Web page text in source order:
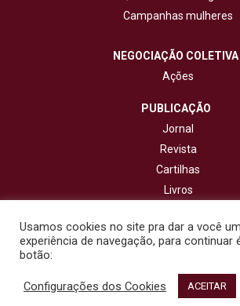
Campanhas mulheres
NEGOCIAÇÃO COLETIVA
Ações
PUBLICAÇÃO
Jornal
Revista
Cartilhas
Livros
CONTATO
© 2020 - Fisenge - Federação
Engenheiros. Todos os direitos
Usamos cookies no site pra dar a você
experiência de navegação, para continuar
botão:
Configurações dos Cookies ACEITAR